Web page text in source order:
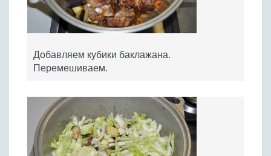
Добавляем кубики баклажана.
Перемешиваем.